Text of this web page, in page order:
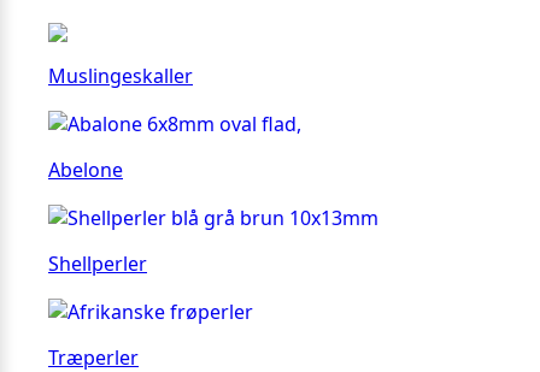
Muslingeskaller
Abelone
Shellperler
Træperler